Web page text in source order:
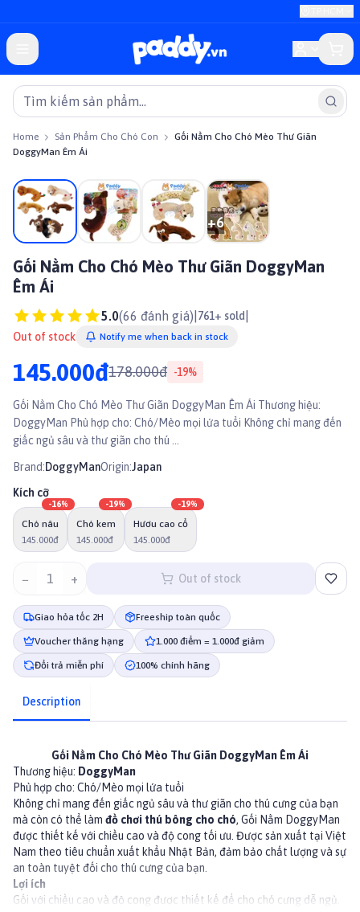
Home Sản Phẩm Cho Chó Con
Gối Nằm Cho Chó Mèo Thư Giãn
DoggyMan Êm Ái
On sale
+6
Gối Nằm Cho Chó Mèo Thư Giãn DoggyMan
Êm Ái
5.0(66 đánh giá) 761+ sold
Out of stock Notify me when back in stock
145.000đ178.000đ -19%
Gối Nằm Cho Chó Mèo Thư Giãn DoggyMan Êm Ái Thương hiệu:
DoggyMan Phù hợp cho: Chó/Mèo mọi lứa tuổi Không chỉ mang đến
giấc ngủ sâu và thư giãn cho thú ...
Brand:DoggyManOrigin:Japan
Kích cỡ
Chó nâu
145.000đ
-16%
Chó kem
145.000đ
-19%
Hươu cao cổ
145.000đ
-19%
− 1 + Out of stock
Giao hỏa tốc 2H Freeship toàn quốc
Voucher thăng hạng 1.000 điểm = 1.000đ giảm
Đổi trả miễn phí 100% chính hãng
Description
Gối Nằm Cho Chó Mèo Thư Giãn DoggyMan Êm Ái
Thương hiệu: DoggyMan
Phù hợp cho: Chó/Mèo mọi lứa tuổi
Không chỉ mang đến giấc ngủ sâu và thư giãn cho thú cưng của bạn
mà còn có thể làm đồ chơi thú bông cho chó, Gối Nằm DoggyMan
được thiết kế với chiều cao và độ cong tối ưu. Được sản xuất tại Việt
Nam theo tiêu chuẩn xuất khẩu Nhật Bản, đảm bảo chất lượng và sự
an toàn tuyệt đối cho thú cưng của bạn.
Lợi ích
Gối với chiều cao và độ cong được thiết kế để cho chó cưng dễ ngủ.